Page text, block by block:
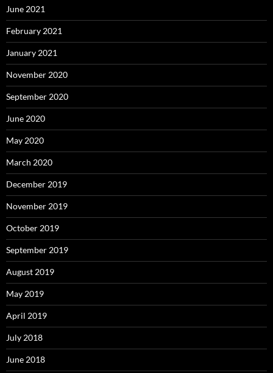
June 2021
February 2021
January 2021
November 2020
September 2020
June 2020
May 2020
March 2020
December 2019
November 2019
October 2019
September 2019
August 2019
May 2019
April 2019
July 2018
June 2018